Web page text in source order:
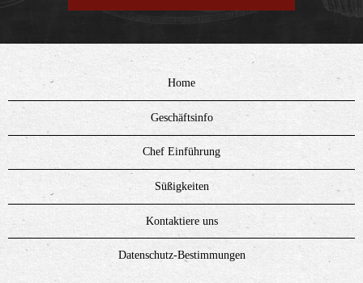
Home
Geschäftsinfo
Chef Einführung
Süßigkeiten
Kontaktiere uns
Datenschutz-Bestimmungen